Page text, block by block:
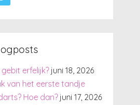
erfelijk? juni 18, 2026
van het eerste tandje
Hoe dan? juni 17, 2026